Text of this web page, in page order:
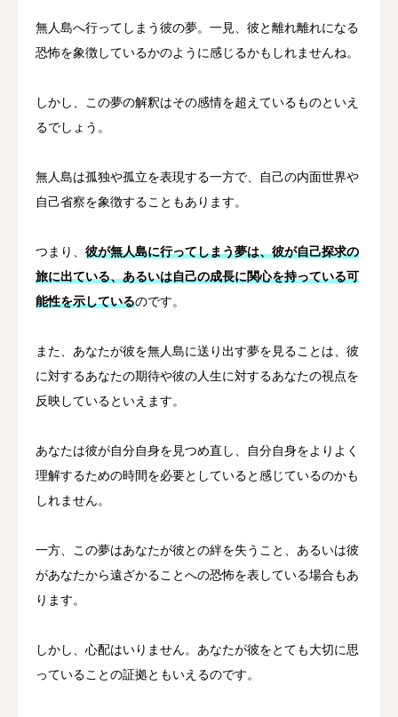
無人島へ行ってしまう彼の夢。一見、彼と離れ離れになる
恐怖を象徴しているかのように感じるかもしれませんね。
しかし、この夢の解釈はその感情を超えているものといえ
るでしょう。
無人島は孤独や孤立を表現する一方で、自己の内面世界や
自己省察を象徴することもあります。
つまり、 彼が無人島に行ってしまう夢は、彼が自己探求の
旅に出ている、あるいは自己の成長に関心を持っている可
能性を示しているのです。
また、あなたが彼を無人島に送り出す夢を見ることは、彼
に対するあなたの期待や彼の人生に対するあなたの視点を
反映しているといえます。
あなたは彼が自分自身を見つめ直し、自分自身をよりよく
理解するための時間を必要としていると感じているのかも
しれません。
一方、この夢はあなたが彼との絆を失うこと、あるいは彼
があなたから遠ざかることへの恐怖を表している場合もあ
ります。
しかし、心配はいりません。あなたが彼をとても大切に思
っていることの証拠ともいえるのです。